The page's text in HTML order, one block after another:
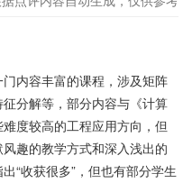
内容丰富的课程，涉及矩阵
分解等，部分内容与《计算
度较高的工程应用方向，但
趣的教学方式和深入浅出的
“收获很多”，但也有部分学生